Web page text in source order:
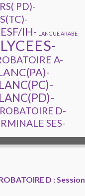
PD)-
ESF/IH- LANGUE ARABE-
LYCEES-
A-
D-
SES-
D : Session